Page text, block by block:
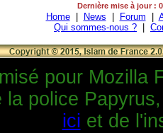
Dernière mise à jour :
Home| News | Forum |
Qui sommes-nous ? |
pour Mozilla
la police
ici et de